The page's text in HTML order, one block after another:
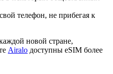
телефон, не прибегая к
новой стране,
Airalo доступны eSIM более